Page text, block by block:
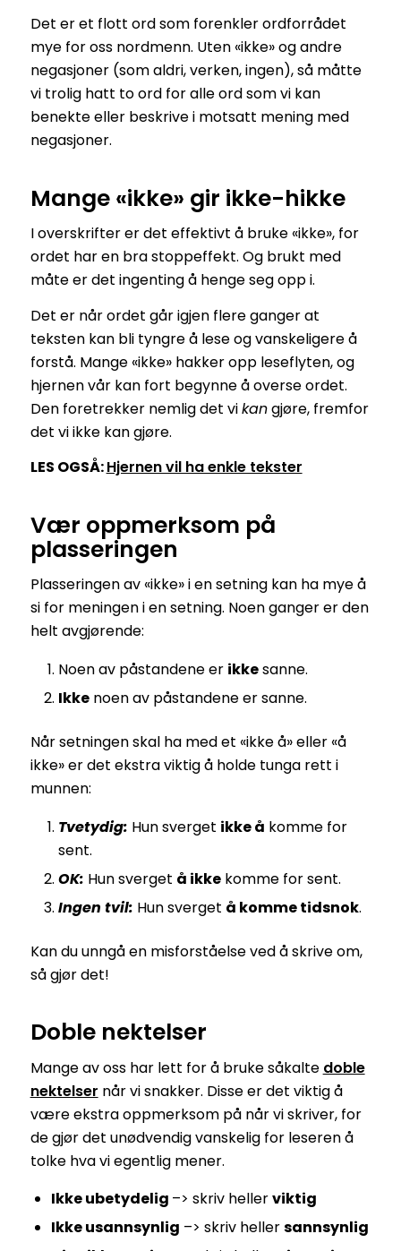
Det er et flott ord som forenkler ordforrådet
mye for oss nordmenn. Uten «ikke» og andre
negasjoner (som aldri, verken, ingen), så måtte
vi trolig hatt to ord for alle ord som vi kan
benekte eller beskrive i motsatt mening med
negasjoner.
Mange «ikke» gir ikke-hikke
I overskrifter er det effektivt å bruke «ikke», for
ordet har en bra stoppeffekt. Og brukt med
måte er det ingenting å henge seg opp i.
Det er når ordet går igjen flere ganger at
teksten kan bli tyngre å lese og vanskeligere å
forstå. Mange «ikke» hakker opp leseflyten, og
hjernen vår kan fort begynne å overse ordet.
Den foretrekker nemlig det vikangjøre, fremfor
det vi ikke kan gjøre.
LES OGSÅ:Hjernen vil ha enkle tekster
Vær oppmerksom på
plasseringen
Plasseringen av «ikke» i en setning kan ha mye å
si for meningen i en setning. Noen ganger er den
helt avgjørende:
Noen av påstandene er ikkesanne.
Ikkenoen av påstandene er sanne.
Når setningen skal ha med et «ikke å» eller «å
ikke» er det ekstra viktig å holde tunga rett i
munnen:
Tvetydig: Hun sverget ikke å komme for
sent.
OK: Hun sverget å ikkekomme for sent.
Ingen tvil: Hun sverget å komme tidsnok.
Kan du unngå en misforståelse ved å skrive om,
så gjør det!
Doble nektelser
Mange av oss har lett for å bruke såkalte doble
nektelser når vi snakker. Disse er det viktig å
være ekstra oppmerksom på når vi skriver, for
de gjør det unødvendig vanskelig for leseren å
tolke hva vi egentlig mener.
Ikke ubetydelig –> skriv hellerviktig
Ikke usannsynlig –> skriv hellersannsynlig